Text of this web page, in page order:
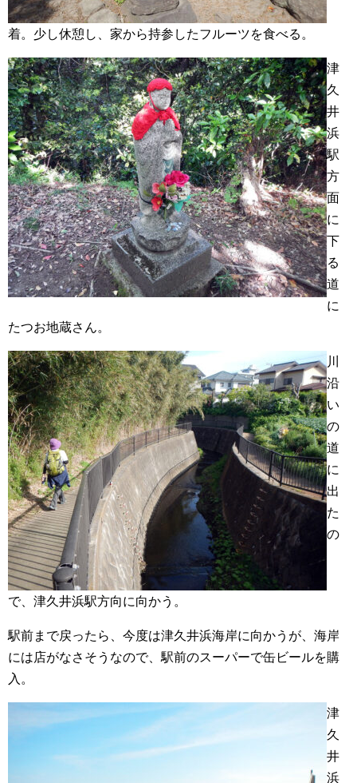
着。少し休憩し、家から持参したフルーツを食べる。
津
久
井
浜
駅
方
面
に
下
る
道
に
たつお地蔵さん。
川
沿
い
の
道
に
出
た
の
で、津久井浜駅方向に向かう。
駅前まで戻ったら、今度は津久井浜海岸に向かうが、海岸
には店がなさそうなので、駅前のスーパーで缶ビールを購
入。
津
久
井
浜